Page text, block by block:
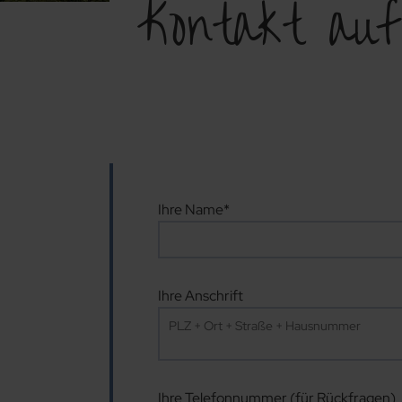
Kontakt
Pflichtfeld
Ihre Name*
Ihre Anschrift
Ihre Telefonnummer (für Rückfragen)